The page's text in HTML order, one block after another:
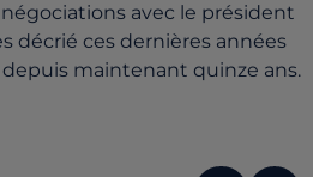
avec le président
décrié ces dernières années
maintenant quinze ans.